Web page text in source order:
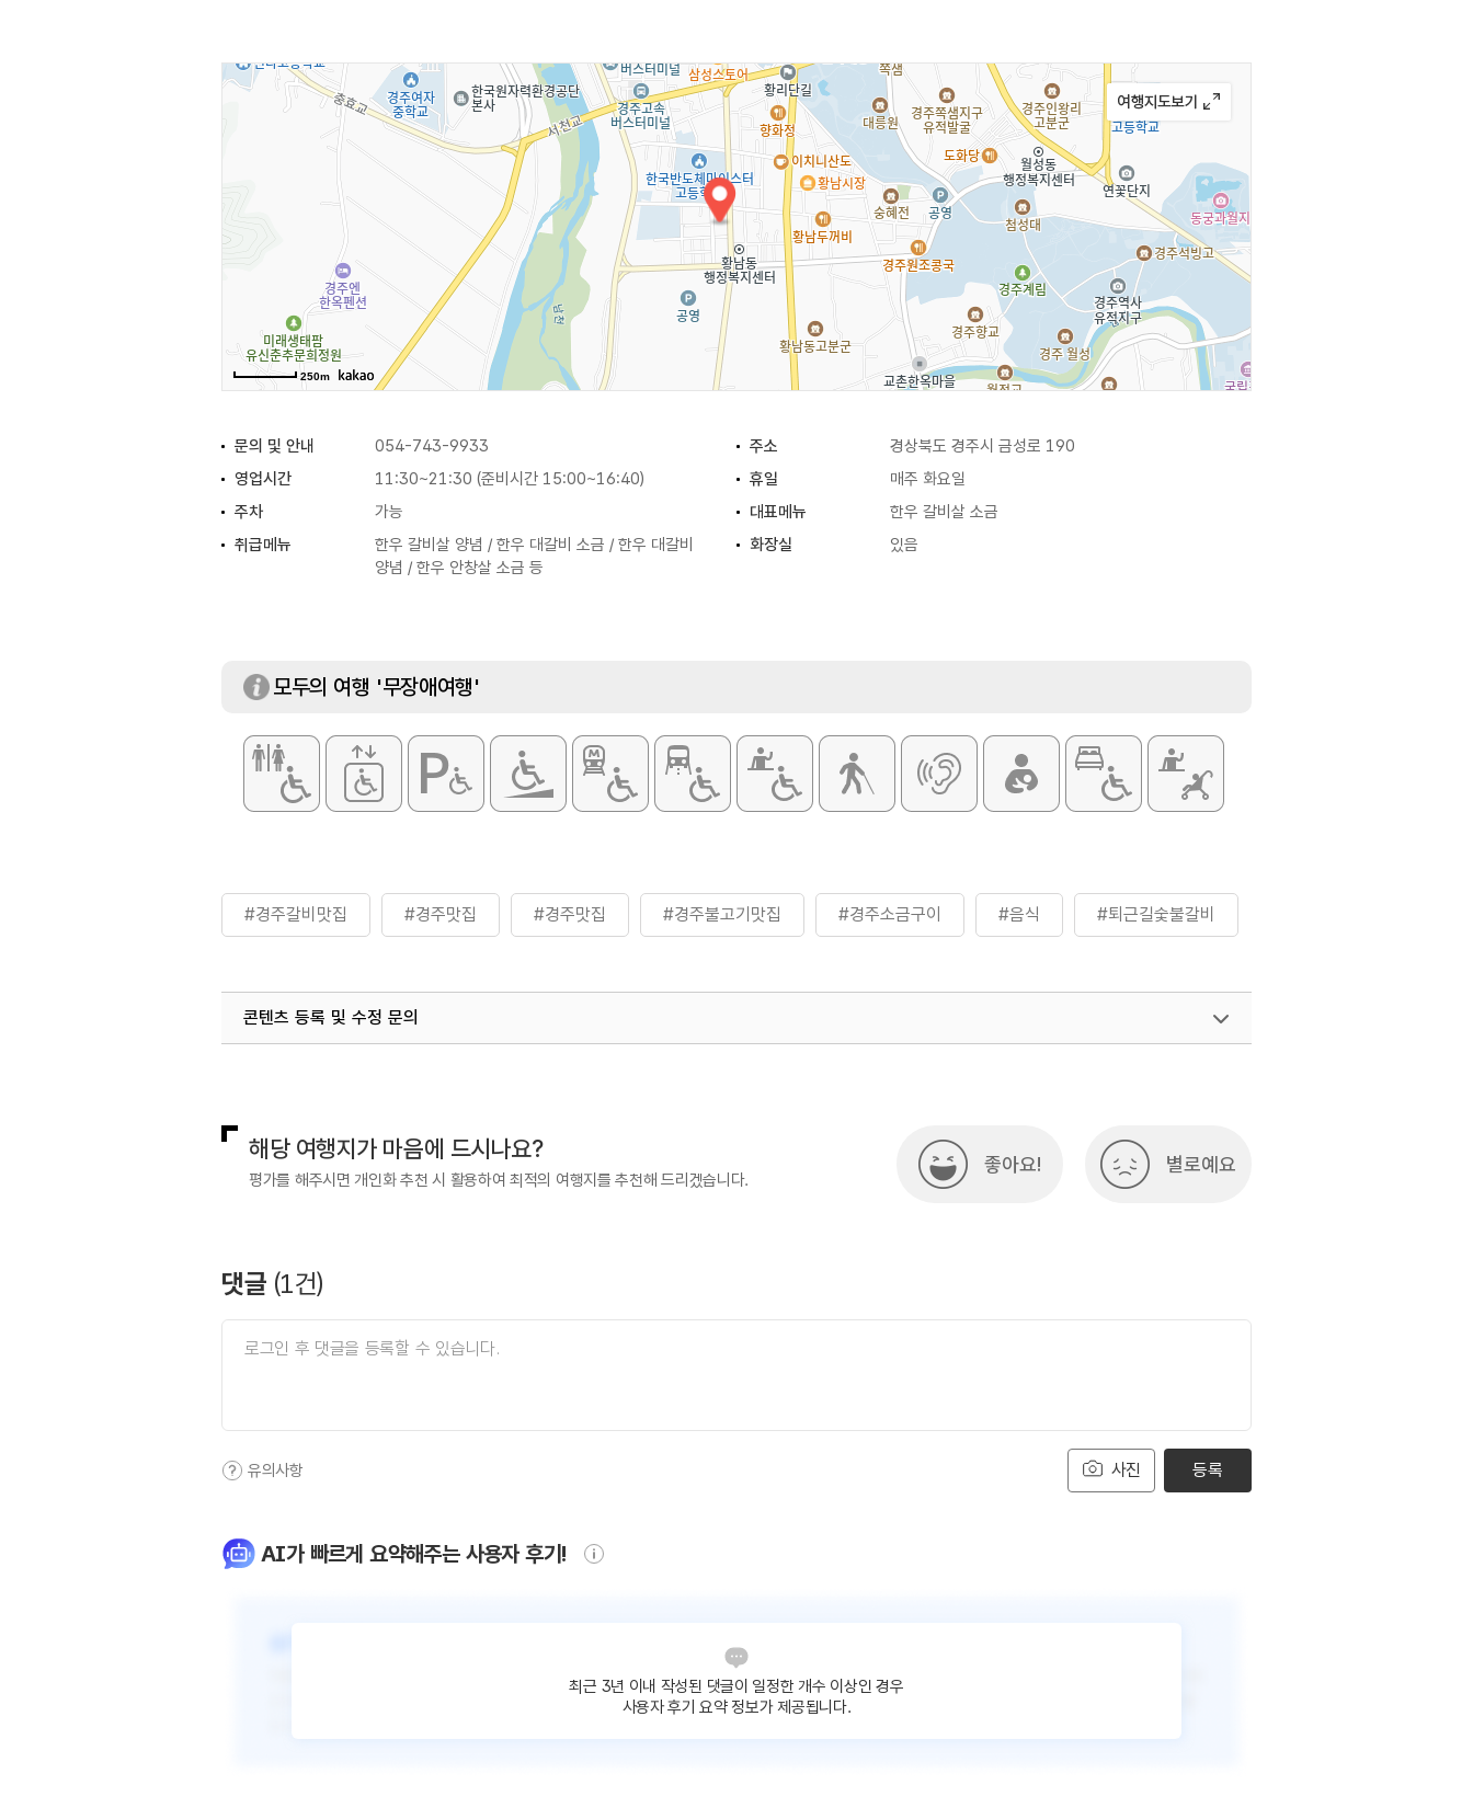
250m
문의 및 안내 054-743-9933 주소
경상북도 경주시 금성로 190
영업시간
11:30~21:30 (준비시간 15:00~16:40) 휴일
매주 화요일
주차
가능 대표메뉴
한우 갈비살 소금
취급메뉴
한우 갈비살 양념 / 한우 대갈비 소금 / 한우 대갈비
양념 / 한우 안창살 소금 등
화장실 있음
모두의 여행 '무장애여행'
#경주갈비맛집 #경주맛집 #경주맛집 #경주불고기맛집 #경주소금구이 #음식 #퇴근길숯불갈비
콘텐츠 등록 및 수정 문의
해당 여행지가 마음에 드시나요?
평가를 해주시면 개인화 추천 시 활용하여 최적의 여행지를 추천해 드리겠습니다.
좋아요! 별로예요
댓글 (1건)
사진
유의사항 등록
AI가 빠르게 요약해주는 사용자 후기!
최근 3년 이내 작성된 댓글이 일정한 개수 이상인 경우
사용자 후기 요약 정보가 제공됩니다.